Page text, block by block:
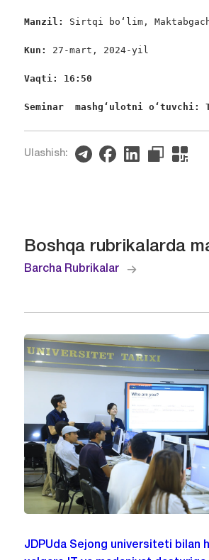
Manzil: Sirtqi bo‘lim,
Kun: 27-mart, 2024-yil
Vaqti: 16:50
Seminar  mashgʻulotni
Ulashish:
Boshqa rubrikalarda
Barcha Rubrikalar
JDPUda Sejong universiteti bilan